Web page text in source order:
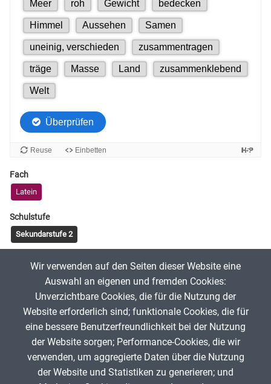
Fach
Latein
Schulstufe
Sekundarstufe 2
Metamorphosen Schöpfung Wortschatz
26. Januar 2026
App melden
Wir verwenden auf den Seiten dieser Website eine
Auswahl an eigenen und fremden Cookies:
Unverzichtbare Cookies, die für die Nutzung der
Website erforderlich sind; funktionale Cookies, die für
eine bessere Benutzerfreundlichkeit bei der Nutzung
der Website sorgen; Performance-Cookies, die wir
verwenden, um aggregierte Daten über die Nutzung
der Website und Statistiken zu generieren; und